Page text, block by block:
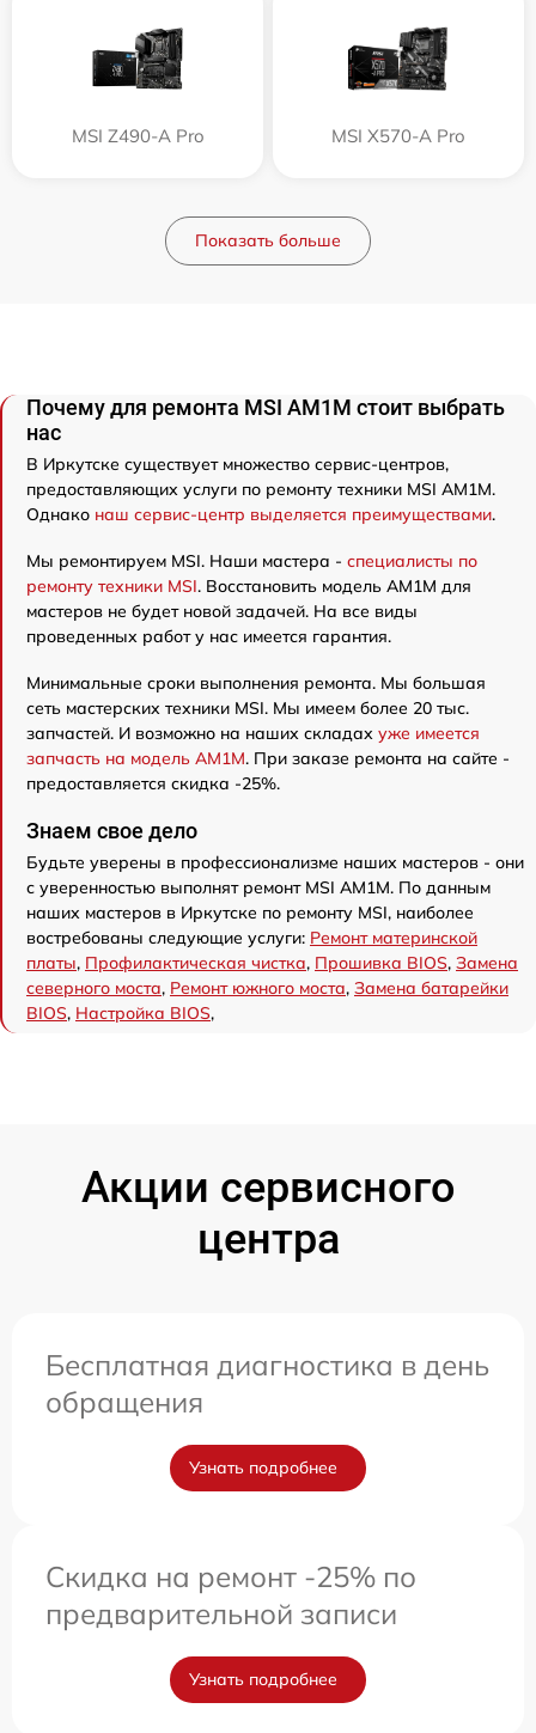
MSI Z490-A Pro MSI X570-A Pro
Показать больше
Почему для ремонта MSI AM1M стоит выбрать
нас
В Иркутске существует множество сервис-центров,
предоставляющих услуги по ремонту техники MSI AM1M.
Однако наш сервис-центр выделяется преимуществами.
Мы ремонтируем MSI. Наши мастера - специалисты по
ремонту техники MSI. Восстановить модель AM1M для
мастеров не будет новой задачей. На все виды
проведенных работ у нас имеется гарантия.
Минимальные сроки выполнения ремонта. Мы большая
сеть мастерских техники MSI. Мы имеем более 20 тыс.
запчастей. И возможно на наших складах уже имеется
запчасть на модель AM1M. При заказе ремонта на сайте -
предоставляется скидка -25%.
Знаем свое дело
Будьте уверены в профессионализме наших мастеров - они
с уверенностью выполнят ремонт MSI AM1M. По данным
наших мастеров в Иркутске по ремонту MSI, наиболее
востребованы следующие услуги: Ремонт материнской
платы, Профилактическая чистка, Прошивка BIOS, Замена
северного моста, Ремонт южного моста, Замена батарейки
BIOS, Настройка BIOS,
Акции сервисного
центра
Бесплатная диагностика в день
обращения
Узнать подробнее
Скидка на ремонт -25% по
предварительной записи
Узнать подробнее